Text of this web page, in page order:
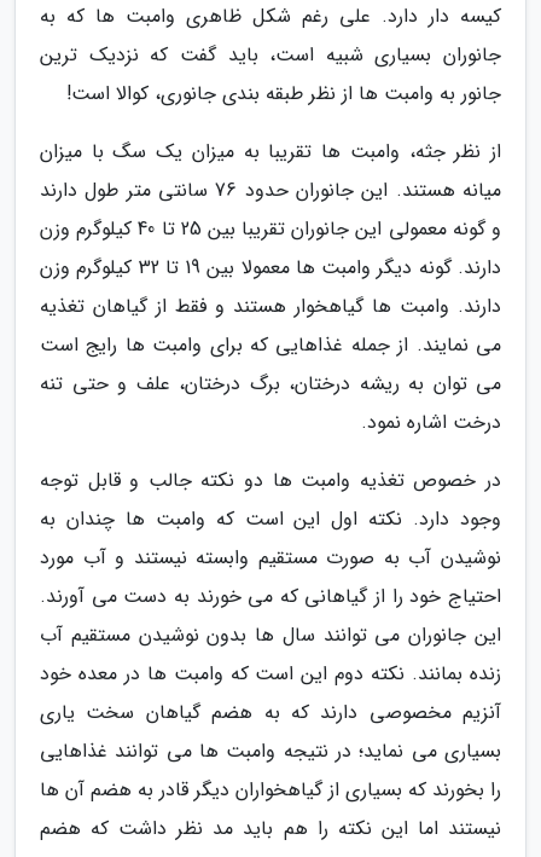
کیسه دار دارد. علی رغم شکل ظاهری وامبت ها که به
جانوران بسیاری شبیه است، باید گفت که نزدیک ترین
جانور به وامبت ها از نظر طبقه بندی جانوری، کوالا است!
از نظر جثه، وامبت ها تقریبا به میزان یک سگ با میزان
میانه هستند. این جانوران حدود 76 سانتی متر طول دارند
و گونه معمولی این جانوران تقریبا بین 25 تا 40 کیلوگرم وزن
دارند. گونه دیگر وامبت ها معمولا بین 19 تا 32 کیلوگرم وزن
دارند. وامبت ها گیاهخوار هستند و فقط از گیاهان تغذیه
می نمایند. از جمله غذاهایی که برای وامبت ها رایج است
می توان به ریشه درختان، برگ درختان، علف و حتی تنه
درخت اشاره نمود.
در خصوص تغذیه وامبت ها دو نکته جالب و قابل توجه
وجود دارد. نکته اول این است که وامبت ها چندان به
نوشیدن آب به صورت مستقیم وابسته نیستند و آب مورد
احتیاج خود را از گیاهانی که می خورند به دست می آورند.
این جانوران می توانند سال ها بدون نوشیدن مستقیم آب
زنده بمانند. نکته دوم این است که وامبت ها در معده خود
آنزیم مخصوصی دارند که به هضم گیاهان سخت یاری
بسیاری می نماید؛ در نتیجه وامبت ها می توانند غذاهایی
را بخورند که بسیاری از گیاهخواران دیگر قادر به هضم آن ها
نیستند اما این نکته را هم باید مد نظر داشت که هضم